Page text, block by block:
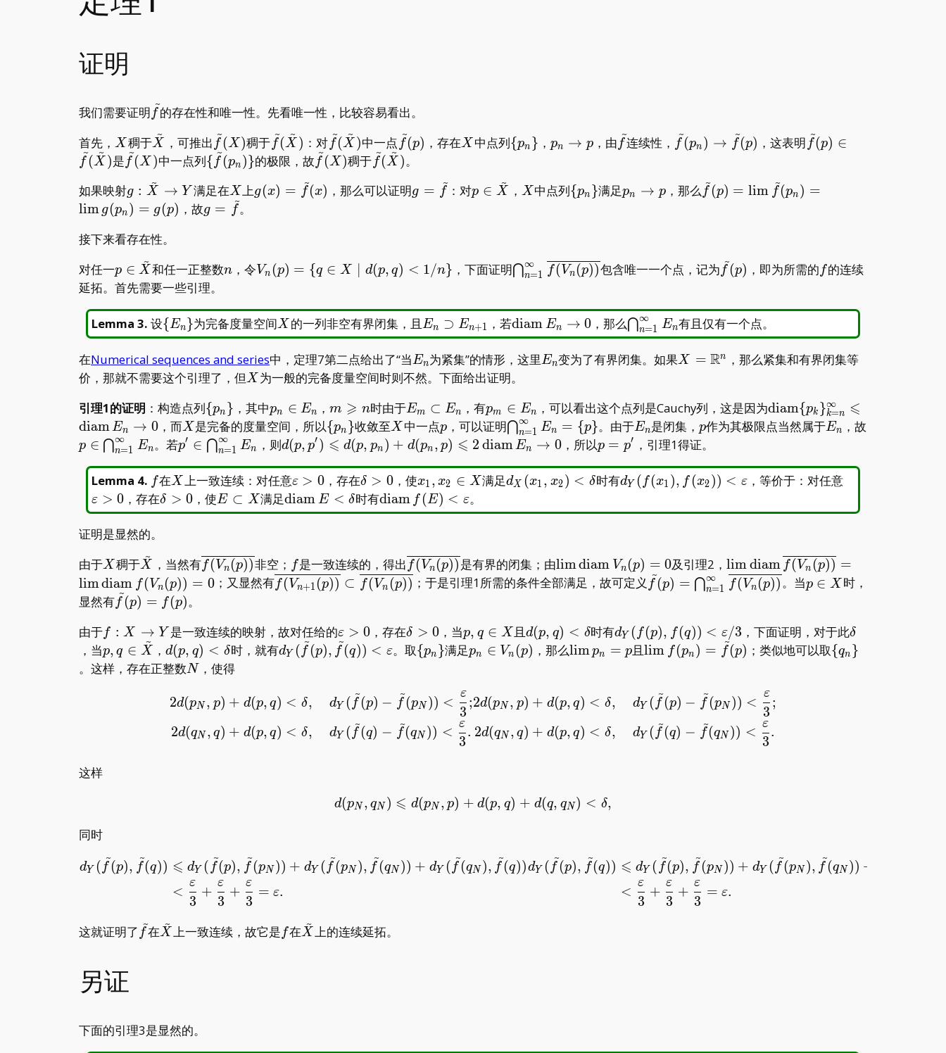
证明
我们需要证明\tilde
f
~的存在性和唯一性。先看唯一性，比较容易看出。
首先， X
X 稠于\tilde
X
X
~ ，可推出 \tilde
f(X)
f
~
( X )稠于\tilde
f(\tilde
f
~
(X
~
) ：对\tilde
f(\tilde
f
~
(X
~
)中一点 \tilde
f(p)
f
~
(p) ，存在X
X 中点列\
{pn } ， p_n\to
pn → p ，由\tilde
f
~连续性， \tilde
f
~
(pn ) → f
~
(p) ，这表明 \tilde
f
~
(p) ∈
f
~
( X
~
)是\tilde
f
~
( X )中一点列\{\tilde
{ f
~
(pn )}的极限，故\tilde
f
~
( X )稠于\tilde
X)
f
~
(X
~
)。
如果映射g:\tilde
X\to Y
g : X
~
→ Y 满足在X
X上g(x)=\tilde
g(x) = f
~
(x) ，那么可以证明g=\tilde
g = f
~ ：对p\in\tilde
p ∈ X
~ ， X
X 中点列\
{pn }满足p_n\to
pn → p，那么\tilde
g(p_n)=g(p)
f
~
(p) = lim f
~
(pn ) =
lim g(pn ) = g(p) ，故g=\tilde
g = f
~。
接下来看存在性。
对任一p\in\tilde
X
p ∈ X
~和任一正整数n
n ，令V_n(p)=\
d(p,q)
<1/n\}
Vn (p) = {q ∈ X d(p, q) < 1/n} ，下面证明\bigcap_{n=1}^\infty
⋂n=1
∞ f ( Vn (p))包含唯一一个点，记为\tilde
f
~
(p) ，即为所需的ff的连续
延拓。首先需要一些引理。
Lemma 3. 设\
{E_n\}
{En}为完备度量空间X
X 的一列非空有界闭集，且E_n\supset
E_{n+1}
En ⊃ En+1 ，若\operatorname{diam}E_n\to0
diam En → 0 ，那么\bigcap_{n=1}^\infty
E_n
⋂n=1
∞ En有且仅有一个点。
在Numerical sequences and series中，定理7第二点给出了“当E_n
En为紧集”的情形，这里E_n
En变为了有界闭集。如果X=\mathbb
X = Rn
，那么紧集和有界闭集等
价，那就不需要这个引理了，但X
X 为一般的完备度量空间时则不然。下面给出证明。
引理1的证明 ：构造点列\
{p_n\}
{pn } ，其中p_n\in
E_n
pn ∈ En ，m\geqslant
n
m ⩾ n时由于E_m\subset
E_n
Em ⊂ En ，有p_m\in
E_n
pm ∈ En ，可以看出这个点列是Cauchy列，这是因为\operatorname{diam}\
diam{pk }k=n
∞ ⩽
diam En → 0，而X
X 是完备的度量空间，所以\
{p_n\}
{pn }收敛至X
X 中一点p
p ，可以证明\bigcap_{n=1}^\infty
E_n=\{p\}
⋂n=1
∞ En = {p}。由于E_n
En是闭集， p
p作为其极限点当然属于E_n
En ，故
p ∈ ⋂n=1
∞ En。若p^\prime
E_n
p′ ∈ ⋂n=1
∞ En ，则d(p,p^\prime )\leqslant
2\operatorname{diam}E_n\to0
d(p, p′) ⩽ d(p, pn ) + d(pn , p) ⩽ 2 diam En → 0，所以p=p^\prime
p = p′ ，引理1得证。
Lemma 4. ff在X
X 上一致连续：对任意\varepsilon>0
ε > 0 ，存在\delta>0
δ > 0 ，使x_1,x_2\in
X
x1 , x2 ∈ X满足d_X(x_1,x_2)
dX (x1 , x2) < δ时有d_Y(f(x_1),f(x_2))
dY ( f (x1 ), f (x2 )) < ε，等价于：对任意\varepsilon>0
ε > 0 ，存在\delta>0
δ > 0 ，使E\subset
X
E ⊂ X满足\operatorname{diam}E<\delta
diam E < δ时有\operatorname{diam}
f(E)<\varepsilon
diam f ( E) < ε。
证明是显然的。
由于X
X 稠于\tilde
X
X
~ ，当然有\overline{f(V_n(p))}
f ( Vn (p))非空； ff是一致连续的，得出 \overline{f(V_n(p))}
f ( Vn (p))是有界的闭集；由\lim\operatorname{diam}V_n(p)=0
limdiam Vn (p) = 0及引理2，
f(V_n(p))=0
limdiam f ( Vn (p)) =
limdiam f (Vn (p)) = 0；又显然有\overline{f(V_{n+1}
f (Vn+1 (p)) ⊂ f (Vn (p)) ；于是引理1所需的条件全部满足，故可定义\tilde
f
~
(p) = ⋂n=1
∞ f (Vn (p))。当p\in
p ∈ X 时，
显然有\tilde
f
~
(p) = f(p)。
由于f:X\to
Y
f : X → Y 是一致连续的映射，故对任给的\varepsilon>0
ε > 0 ，存在\delta>0
δ > 0 ，当p,q\in
X
p, q ∈ X 且d(p,q)
<\delta
d(p, q) < δ时有d_Y(f(p),f(q))
<\varepsilon/3
dY ( f(p), f (q)) < ε/3 ，下面证明，对于此\delta
δ
，当p,q\in\tilde
X
p, q ∈ X
~ ，d(p,q)
<\delta
d(p, q) < δ时，就有d_Y(\tilde
<\varepsilon
dY ( f
~
(p), f
~
(q)) < ε。取\
{pn }满足p_n\in
pn ∈ Vn (p) ，那么\lim
limpn = p且\lim
lim f (pn ) = f
~
(p) ；类似地可以取\
{qn }
。这样，存在正整数N
N ，使得
\begin{gathered} 2d(p_N,p)+d(p,q)<\delta,\quad d_Y(\tilde f(p)-\tilde
2d(pN , p) + d(p, q) < δ, dY ( f
~
(p) − f
~
(pN )) <
3
ε
;
2d(qN , q) + d(p, q) < δ, dY ( f
~
(q) − f
~
(qN )) <
3
ε
.
2d(pN , p) + d(p, q) < δ, dY ( f
~
(p) − f
~
(pN )) <
3
ε
;
2d(qN , q) + d(p, q) < δ, dY ( f
~
(q) − f
~
(qN )) <
3
ε
.
这样
d(p_N,q_N)\leqslant d(p_N,p)+d(p,q)+d(q,q_N)<\delta,
d(pN , qN ) ⩽ d(pN , p) + d(p, q) + d(q, qN ) < δ,
同时
\begin{aligned} d_Y(\tilde f(p),\tilde f(q))&\leqslant d_Y(\tilde
dY ( f
~
(p), f
~
(q)) ⩽ dY ( f
~
(p), f
~
(pN )) + dY ( f
~
(pN ), f
~
(qN )) + dY ( f
~
(qN ), f
~
(q))
<
3
ε
+
3
ε
+
3
ε
= ε.
dY ( f
~
(p), f
~
(q)) ⩽ dY ( f
~
(p), f
~
(pN )) + dY ( f
~
(pN ), f
~
(qN )) +
<
3
ε
+
3
ε
+
3
ε
= ε.
这就证明了 \tilde
f
~在\tilde
X
~上一致连续，故它是ff在\tilde
X
~上的连续延拓。
另证
下面的引理3是显然的。